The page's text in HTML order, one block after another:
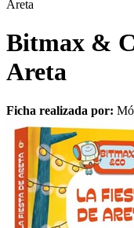
Areta
Bitmax &
Areta
Ficha realizada por: